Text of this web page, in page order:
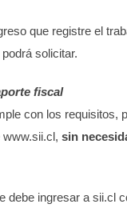
que registre el
solicitar.
fiscal
con los requisitos,
sin
debe ingresar a sii.cl